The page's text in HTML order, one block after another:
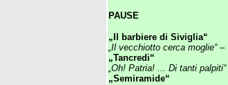
PAUSE
„Il barbiere di Siviglia“
„Il vecchiotto cerca moglie“–
„Tancredi“
„Oh! Patria! ... Di tanti palpiti“
„Semiramide“